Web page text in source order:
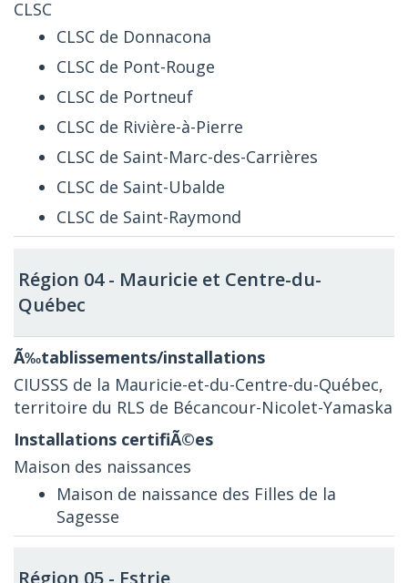
CLSC
CLSC de Donnacona
CLSC de Pont-Rouge
CLSC de Portneuf
CLSC de Rivière-à-Pierre
CLSC de Saint-Marc-des-Carrières
CLSC de Saint-Ubalde
CLSC de Saint-Raymond
Région 04 - Mauricie et Centre-du-
Québec
CIUSSS de la Mauricie-et-du-Centre-du-Québec,
territoire du RLS de Bécancour-Nicolet-Yamaska
Maison des naissances
Maison de naissance des Filles de la
Sagesse